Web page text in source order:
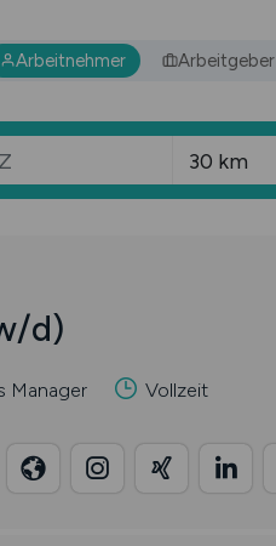
Arbeitnehmer Arbeitgeber
d)
Manager Vollzeit